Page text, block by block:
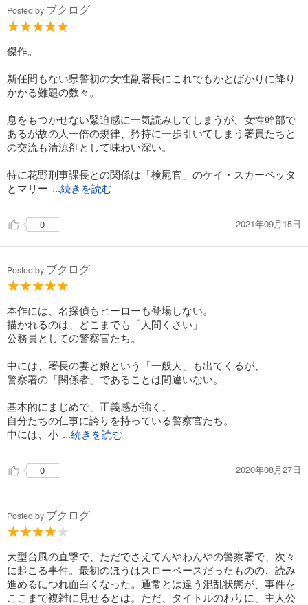
Posted by ブクログ
傑作。
新任間もない県警初の女性副署長にこれでもかとばかりに降り
かかる難題の数々。
息をもつかせない緊迫感に一気読みしてしまうが、女性幹部で
あるが故の人一倍の規律、矜持に一歩引いてしまう署員たちと
の交流も清涼剤として味わい深い。
特に花野刑事課長との関係は「検屍官」のケイ・スカーペッタ
とマリー ...続きを読む
0 2021年09月15日
Posted by ブクログ
本作には、名探偵もヒーローも登場しない。
描かれるのは、どこまでも「人間くさい」
公務員としての警察官たち。
中には、署長の妻と娘という「一般人」も出てくるが、
警察署の「関係者」であることは間違いない。
基本的にまじめで、正義感が強く、
自分たちの仕事に誇りを持っている警察官たち。
中には、小 ...続きを読む
0 2020年08月27日
Posted by ブクログ
大型台風の直撃で、ただでさえてんやわんやの警察署で、次々
に起こる事件。最初のほうはスローペースだったものの、読み
進めるにつれ面白くなった。通常とは違う混乱状態が、事件を
ここまで複雑に見せるとは。ただ、タイトルのわりに、主人公